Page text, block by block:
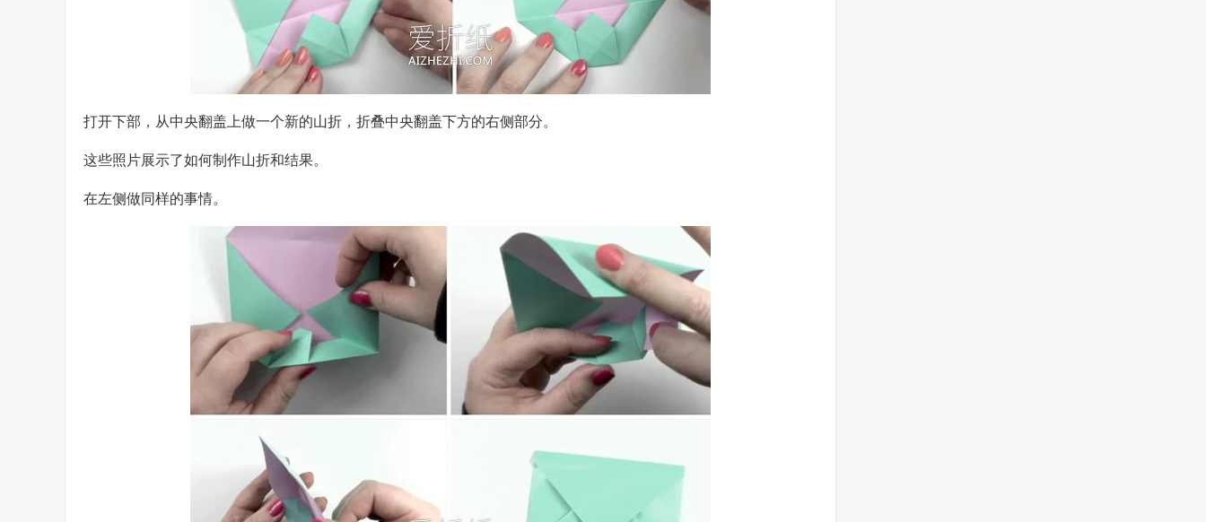
打开下部，从中央翻盖上做一个新的山折，折叠中央翻盖下方的右侧部分。
这些照片展示了如何制作山折和结果。
在左侧做同样的事情。